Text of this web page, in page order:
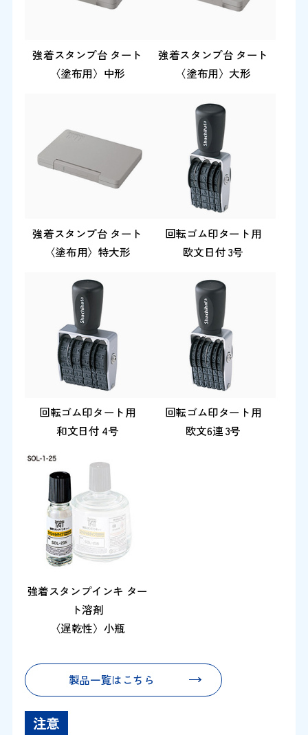
強着スタンプ台 タート
〈塗布用〉中形
強着スタンプ台 タート
〈塗布用〉大形
強着スタンプ台 タート
〈塗布用〉特大形
回転ゴム印タート用
欧文日付 3号
回転ゴム印タート用
和文日付 4号
回転ゴム印タート用
欧文6連 3号
強着スタンプインキ ター
ト溶剤
〈遅乾性〉小瓶
製品一覧はこちら
注意